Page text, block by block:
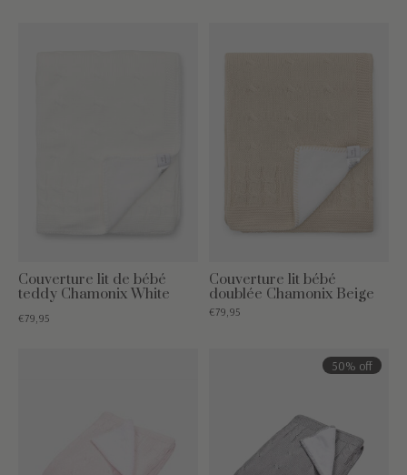
Couverture lit de bébé
teddy Chamonix White
€79,95
Couverture lit bébé
doublée Chamonix Beige
€79,95
50% off